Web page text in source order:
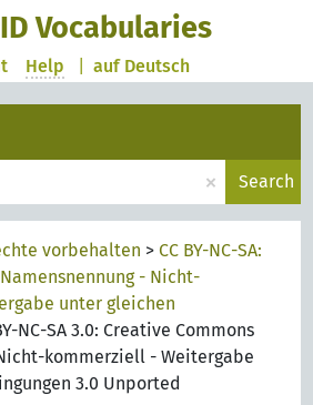
Vocabularies
auf Deutsch
Help
× Search
vorbehalten >CC BY-NC-SA:
- Nicht-
unter gleichen
NC-SA 3.0: Creative Commons
kommerziell - Weitergabe
3.0 Unported